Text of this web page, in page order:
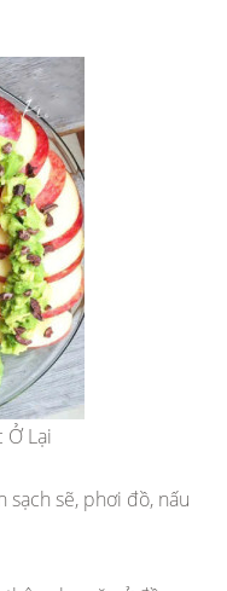
Ở Lại
sạch sẽ, phơi đồ, nấu